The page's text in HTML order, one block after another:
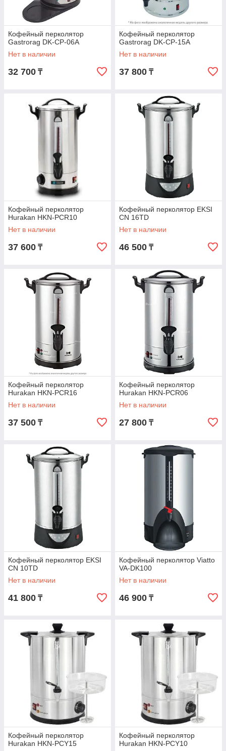
Кофейный перколятор
Gastrorag DK-CP-06A
Нет в наличии
32 700 ₸
Кофейный перколятор
Gastrorag DK-CP-15A
Нет в наличии
37 800 ₸
Кофейный перколятор
Hurakan HKN-PCR10
Нет в наличии
37 600 ₸
Кофейный перколятор EKSI
CN 16TD
Нет в наличии
46 500 ₸
Кофейный перколятор
Hurakan HKN-PCR16
Нет в наличии
37 500 ₸
Кофейный перколятор
Hurakan HKN-PCR06
Нет в наличии
27 800 ₸
Кофейный перколятор EKSI
CN 10TD
Нет в наличии
41 800 ₸
Кофейный перколятор Viatto
VA-DK100
Нет в наличии
46 900 ₸
Кофейный перколятор
Hurakan HKN-PCY15
Кофейный перколятор
Hurakan HKN-PCY10